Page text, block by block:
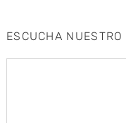
ESCUCHA NUESTRO